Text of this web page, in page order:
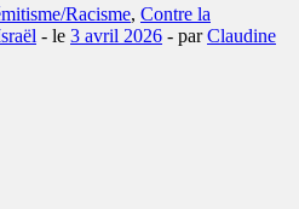
Racisme, Contre la
- le 3 avril 2026 - parClaudine